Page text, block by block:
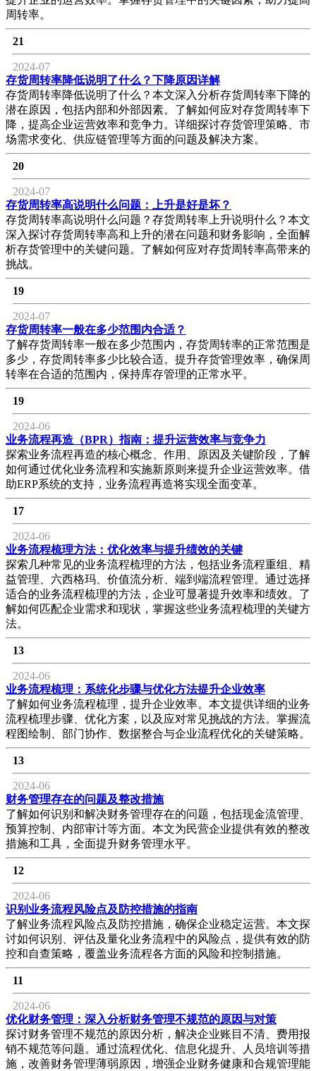
周转率。
21
2024-07
存货周转率降低说明了什么？下降原因详解
存货周转率降低说明了什么？本文深入分析存货周转率下降的
潜在原因，包括内部和外部因素。了解如何应对存货周转率下
降，提高企业运营效率和竞争力。详细探讨存货管理策略、市
场需求变化、供应链管理等方面的问题及解决方案。
20
2024-07
存货周转率高说明什么问题：上升是好是坏？
存货周转率高说明什么问题？存货周转率上升说明什么？本文
深入探讨存货周转率高和上升的潜在问题和财务影响，全面解
析存货管理中的关键问题。了解如何应对存货周转率高带来的
挑战。
19
2024-07
存货周转率一般在多少范围内合适？
了解存货周转率一般在多少范围内，存货周转率的正常范围是
多少，存货周转率多少比较合适。提升存货管理效率，确保周
转率在合适的范围内，保持库存管理的正常水平。
19
2024-06
业务流程再造（BPR）指南：提升运营效率与竞争力
探索业务流程再造的核心概念、作用、原因及关键阶段，了解
如何通过优化业务流程和实施新原则来提升企业运营效率。借
助ERP系统的支持，业务流程再造将实现全面变革。
17
2024-06
业务流程梳理方法：优化效率与提升绩效的关键
探索几种常见的业务流程梳理的方法，包括业务流程重组、精
益管理、六西格玛、价值流分析、端到端流程管理。通过选择
适合的业务流程梳理的方法，企业可显著提升效率和绩效。了
解如何匹配企业需求和现状，掌握这些业务流程梳理的关键方
法。
13
2024-06
业务流程梳理：系统化步骤与优化方法提升企业效率
了解如何业务流程梳理，提升企业效率。本文提供详细的业务
流程梳理步骤、优化方案，以及应对常见挑战的方法。掌握流
程图绘制、部门协作、数据整合与企业流程优化的关键策略。
13
2024-06
财务管理存在的问题及整改措施
了解如何识别和解决财务管理存在的问题，包括现金流管理、
预算控制、内部审计等方面。本文为民营企业提供有效的整改
措施和工具，全面提升财务管理水平。
12
2024-06
识别业务流程风险点及防控措施的指南
了解业务流程风险点及防控措施，确保企业稳定运营。本文探
讨如何识别、评估及量化业务流程中的风险点，提供有效的防
控和自查策略，覆盖业务流程各方面的风险和控制措施。
11
2024-06
优化财务管理：深入分析财务管理不规范的原因与对策
探讨财务管理不规范的原因分析，解决企业账目不清、费用报
销不规范等问题。通过流程优化、信息化提升、人员培训等措
施，改善财务管理薄弱原因，增强企业财务健康和合规管理能